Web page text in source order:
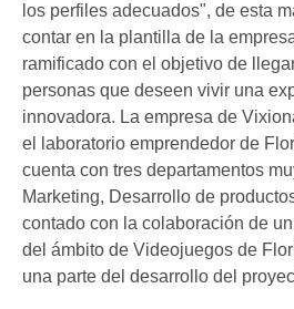
los perfiles adecuados", de esta
contar en la plantilla de la
ramificado con el objetivo de
personas que deseen vivir una
innovadora. La empresa de
el laboratorio emprendedor de
cuenta con tres departamentos
Marketing, Desarrollo de
contado con la colaboración de
del ámbito de Videojuegos de
una parte del desarrollo del